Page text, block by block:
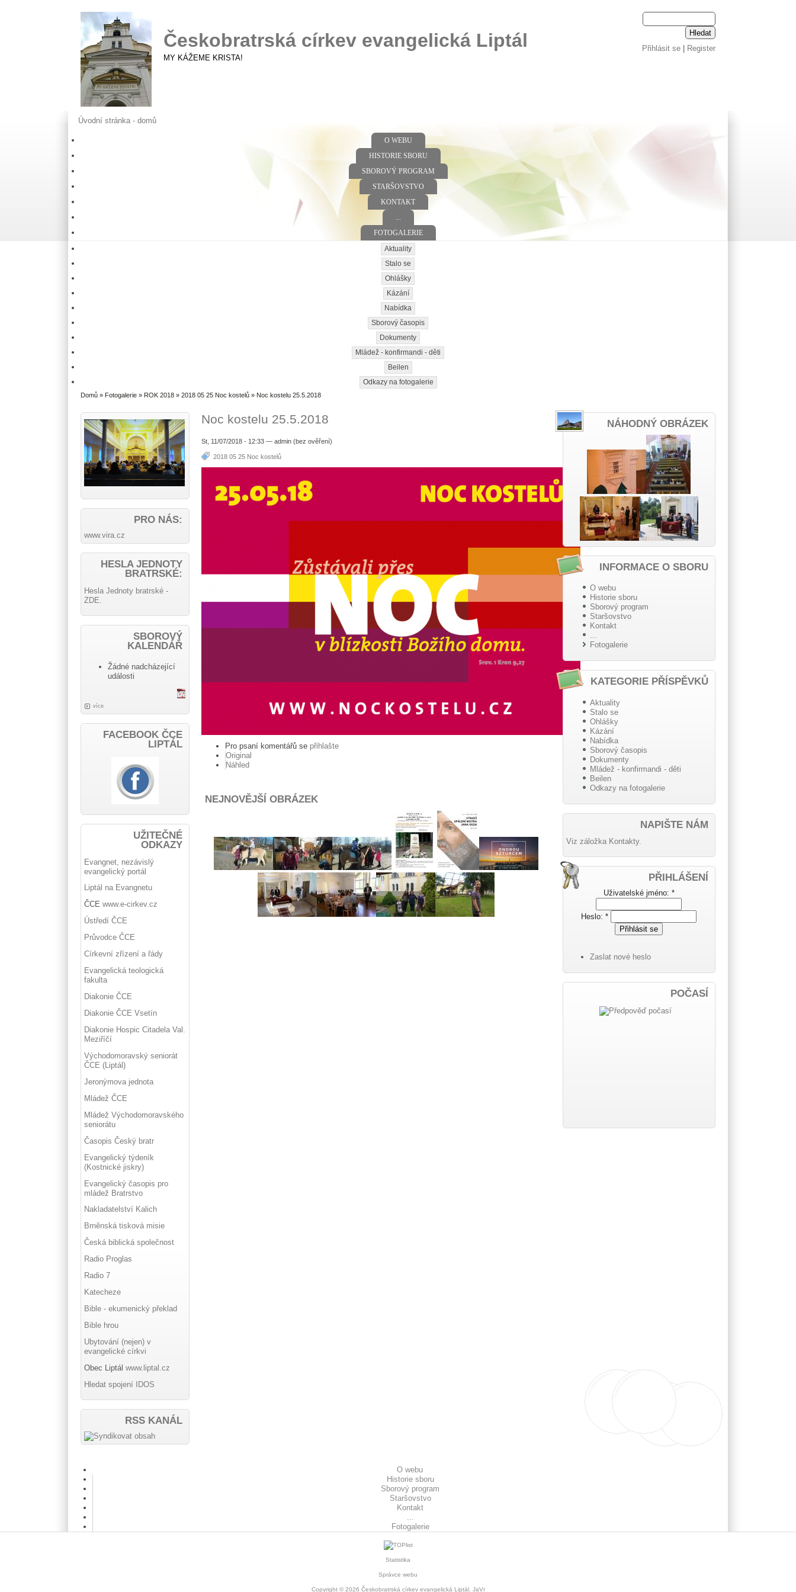
Přihlásit se| Register
Českobratrská církev evangelická Liptál
MY KÁŽEME KRISTA!
Úvodní stránka - domů
O WEBU
HISTORIE SBORU
SBOROVÝ PROGRAM
STARŠOVSTVO
KONTAKT
FOTOGALERIE
Aktuality
Stalo se
Ohlášky
Kázání
Nabídka
Sborový časopis
Dokumenty
Mládež - konfirmandi - děti
Beilen
Odkazy na fotogalerie
Domů » Fotogalerie » ROK 2018 »2018 05 25 Noc kostelů » Noc kostelu 25.5.2018
Noc kostelu 25.5.2018
St, 11/07/2018 - 12:33 — admin (bez ověření)
2018 05 25 Noc kostelů
Pro psaní komentářů se přihlašte
Original
Náhled
NEJNOVĚJŠÍ OBRÁZEK
PRO NÁS:
www.vira.cz
HESLA JEDNOTY
BRATRSKÉ:
Hesla Jednoty bratrské -
ZDE.
SBOROVÝ
KALENDÁŘ
Žádné nadcházející
události
více
FACEBOOK ČCE
LIPTÁL
UŽITEČNÉ
ODKAZY
Evangnet, nezávislý
evangelický portál
Liptál na Evangnetu
ČCEwww.e-cirkev.cz
Ústředí ČCE
Průvodce ČCE
Církevní zřízení a řády
Evangelická teologická
fakulta
Diakonie ČCE
Diakonie ČCE Vsetín
Diakonie Hospic Citadela Val.
Meziříčí
Východomoravský seniorát
ČCE (Liptál)
Jeronýmova jednota
Mládež ČCE
Mládež Východomoravského
seniorátu
Časopis Český bratr
Evangelický týdeník
(Kostnické jiskry)
Evangelický časopis pro
mládež Bratrstvo
Nakladatelství Kalich
Brněnská tisková misie
Česká biblická společnost
Radio Proglas
Radio 7
Katecheze
Bible - ekumenický překlad
Bible hrou
Ubytování (nejen) v
evangelické církvi
Obec Liptálwww.liptal.cz
Hledat spojení IDOS
RSS KANÁL
NÁHODNÝ OBRÁZEK
INFORMACE O SBORU
O webu
Historie sboru
Sborový program
Staršovstvo
Kontakt
Fotogalerie
KATEGORIE PŘÍSPĚVKŮ
Aktuality
Stalo se
Ohlášky
Kázání
Nabídka
Sborový časopis
Dokumenty
Mládež - konfirmandi - děti
Beilen
Odkazy na fotogalerie
NAPIŠTE NÁM
Viz záložka Kontakty.
PŘIHLÁŠENÍ
Uživatelské jméno: *
Heslo:*
Zaslat nové heslo
POČASÍ
O webu
Historie sboru
Sborový program
Staršovstvo
Kontakt
Fotogalerie
Statistika
Správce webu
Copyright © 2026 Českobratrská církev evangelická Liptál. JaVr